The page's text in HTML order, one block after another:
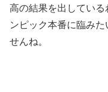
高の結果を出してい
ンピック本番に臨み
せんね。